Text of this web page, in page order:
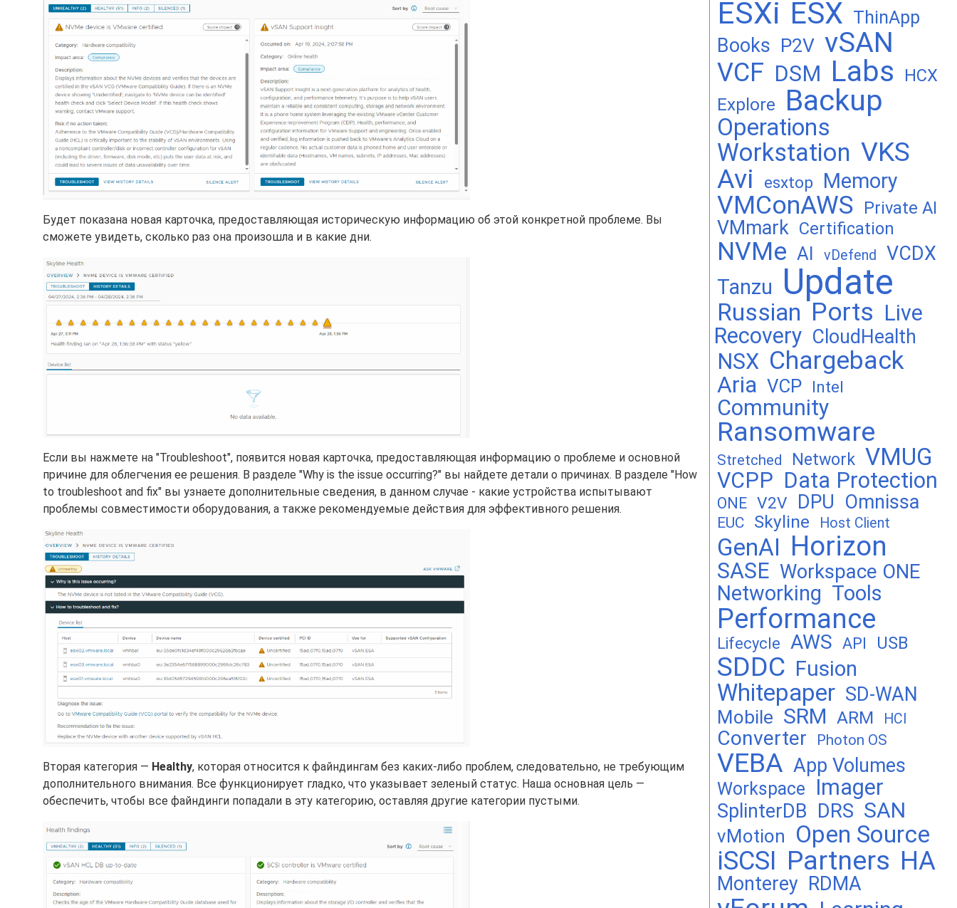
Будет показана новая карточка, предоставляющая историческую информацию об этой конкретной проблеме. Вы
сможете увидеть, сколько раз она произошла и в какие дни.
Если вы нажмете на "Troubleshoot", появится новая карточка, предоставляющая информацию о проблеме и основной
причине для облегчения ее решения. В разделе "Why is the issue occurring?" вы найдете детали о причинах. В разделе "How
to troubleshoot and fix" вы узнаете дополнительные сведения, в данном случае - какие устройства испытывают
проблемы совместимости оборудования, а также рекомендуемые действия для эффективного решения.
Вторая категория — Healthy, которая относится к файндингам без каких-либо проблем, следовательно, не требующим
дополнительного внимания. Все функционирует гладко, что указывает зеленый статус. Наша основная цель —
обеспечить, чтобы все файндинги попадали в эту категорию, оставляя другие категории пустыми.
ESXi ESX ThinApp
Books P2V vSAN
VCF DSM Labs HCX
Explore Backup
Operations
Workstation VKS
Avi
esxtop Memory
VMConAWS Private AI
VMmark Certification
NVMe AI vDefend VCDX
Tanzu Update
Russian Ports Live
Recovery CloudHealth
NSX Chargeback
Aria VCP Intel
Community
Ransomware
Stretched Network VMUG
VCPP Data Protection
ONE V2V DPU Omnissa
EUC Skyline Host Client
GenAI Horizon
SASE Workspace ONE
Networking Tools
Performance
Lifecycle AWS API USB
SDDC Fusion
Whitepaper SD-WAN
Mobile SRM ARM HCI
Converter Photon OS
VEBA App Volumes
Workspace Imager
SplinterDB DRS SAN
vMotion Open Source
iSCSI Partners HA
Monterey RDMA